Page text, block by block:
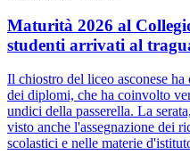
Maturità 2026 al
studenti arrivati al
Il chiostro del liceo asconese
dei diplomi, che ha coinvolto
undici della passerella. La
visto anche l'assegnazione dei
scolastici e nelle materie